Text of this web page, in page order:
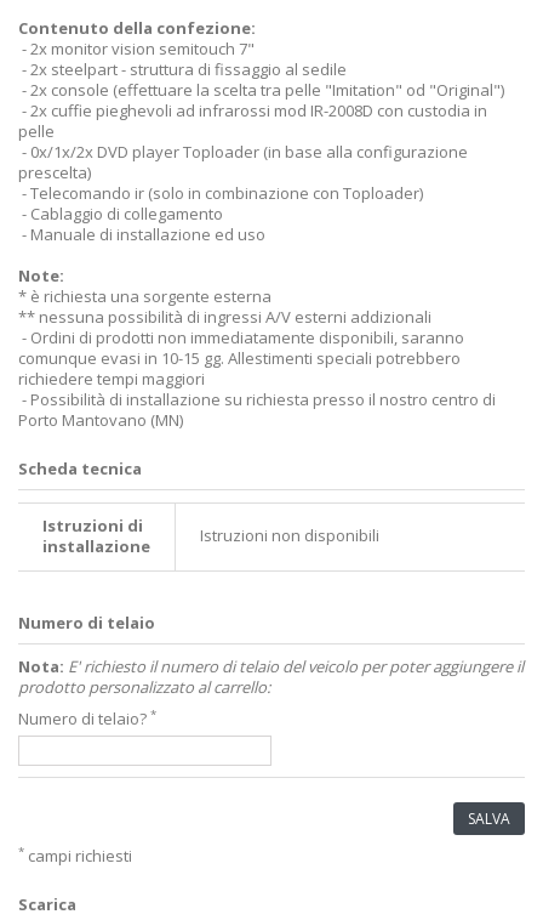
Contenuto della confezione:
- 2x monitor vision semitouch 7"
- 2x steelpart - struttura di fissaggio al sedile
- 2x console (effettuare la scelta tra pelle "Imitation" od "Original")
- 2x cuffie pieghevoli ad infrarossi mod IR-2008D con custodia in
pelle
- 0x/1x/2x DVD player Toploader (in base alla configurazione
prescelta)
- Telecomando ir (solo in combinazione con Toploader)
- Cablaggio di collegamento
- Manuale di installazione ed uso
Note:
* è richiesta una sorgente esterna
** nessuna possibilità di ingressi A/V esterni addizionali
- Ordini di prodotti non immediatamente disponibili, saranno
comunque evasi in 10-15 gg. Allestimenti speciali potrebbero
richiedere tempi maggiori
- Possibilità di installazione su richiesta presso il nostro centro di
Porto Mantovano (MN)
Scheda tecnica
Istruzioni di
installazione
Istruzioni non disponibili
Numero di telaio
Nota: E' richiesto il numero di telaio del veicolo per poter aggiungere il
prodotto personalizzato al carrello:
Numero di telaio? *
SALVA
* campi richiesti
Scarica